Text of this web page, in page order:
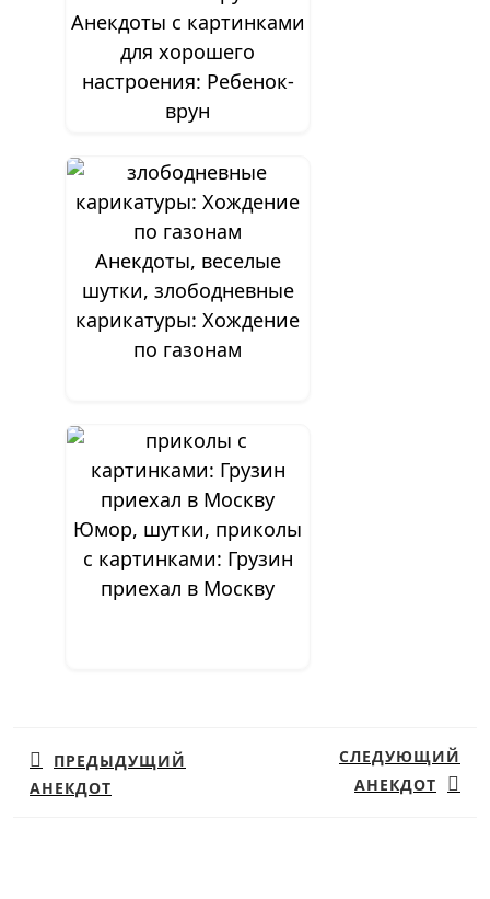
Анекдоты с картинками
для хорошего
настроения: Ребенок-
врун
Анекдоты, веселые
шутки, злободневные
карикатуры: Хождение
по газонам
Юмор, шутки, приколы
с картинками: Грузин
приехал в Москву
записям
ПРЕДЫДУЩИЙ
АНЕКДОТ
СЛЕДУЮЩИЙ
АНЕКДОТ